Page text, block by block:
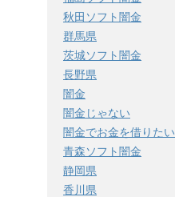
秋田ソフト闇金
群馬県
茨城ソフト闇金
長野県
闇金
闇金じゃない
闇金でお金を借りたい
青森ソフト闇金
静岡県
香川県